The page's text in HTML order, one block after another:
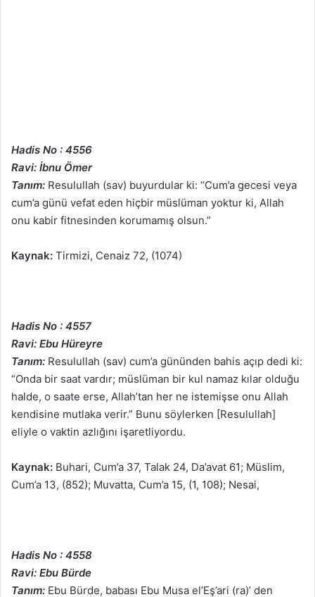
Hadis No : 4556
Ravi: İbnu Ömer
Tanım: Resulullah (sav) buyurdular ki: “Cum’a gecesi veya
cum’a günü vefat eden hiçbir müslüman yoktur ki, Allah
onu kabir fitnesinden korumamış olsun.”
Kaynak: Tirmizi, Cenaiz 72, (1074)
Hadis No : 4557
Ravi: Ebu Hüreyre
Tanım: Resulullah (sav) cum’a gününden bahis açıp dedi ki:
“Onda bir saat vardır; müslüman bir kul namaz kılar olduğu
halde, o saate erse, Allah’tan her ne istemişse onu Allah
kendisine mutlaka verir.” Bunu söylerken [Resulullah]
eliyle o vaktin azlığını işaretliyordu.
Kaynak: Buhari, Cum’a 37, Talak 24, Da’avat 61; Müslim,
Cum’a 13, (852); Muvatta, Cum’a 15, (1, 108); Nesai,
Hadis No : 4558
Ravi: Ebu Bürde
Tanım: Ebu Bürde, babası Ebu Musa el’Eş’ari (ra)’ den